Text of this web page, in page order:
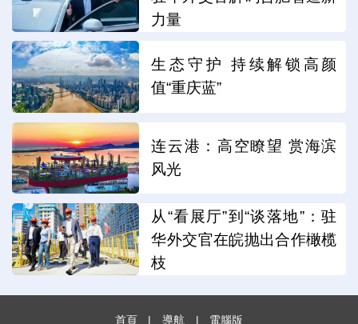
力量
生态守护 持续解锁高颜
值“重庆蓝”
连云港：高空瞭望 赏海滨
风光
从“看展厅”到“谈落地”：驻
华外交官在皖抛出合作橄榄
枝
首頁 | 導航 | 電腦版